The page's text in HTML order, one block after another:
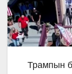
Трампын